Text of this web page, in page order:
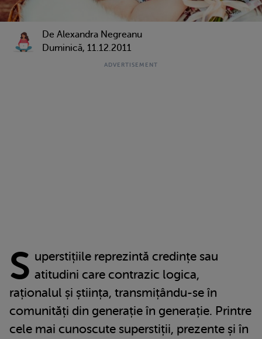
De Alexandra Negreanu
Duminică, 11.12.2011
S uperstițiile reprezintă credințe sau
atitudini care contrazic logica,
raționalul și știința, transmițându-se în
comunități din generație în generație. Printre
cele mai cunoscute superstiții, prezente și în